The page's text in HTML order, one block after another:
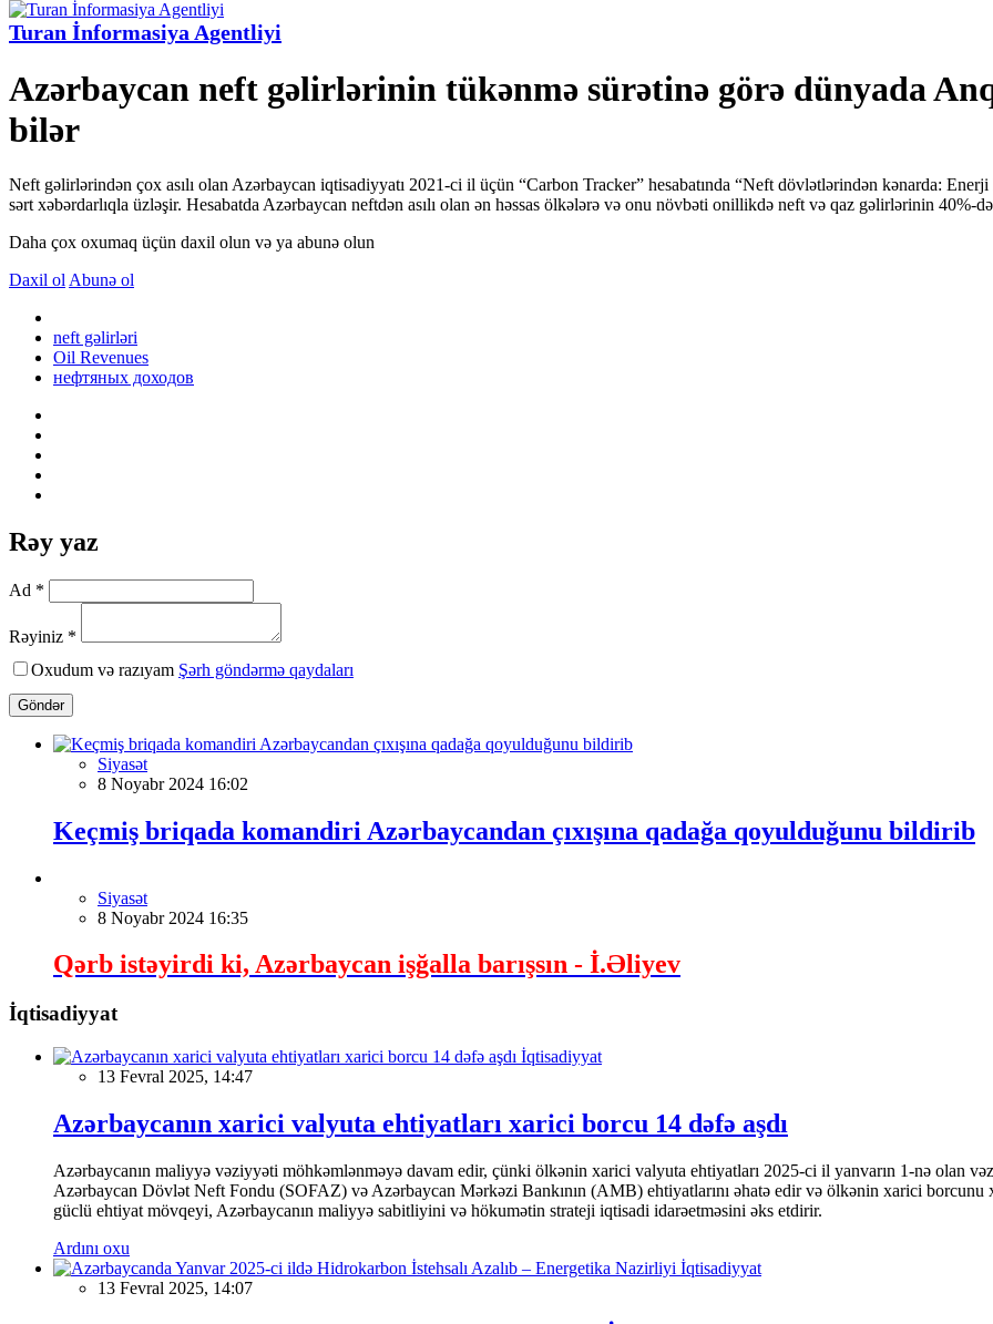
Turan İnformasiya Agentliyi
Azərbaycan neft gəlirlərinin tükənmə sürətinə görə dünyada
bilər
Neft gəlirlərindən çox asılı olan Azərbaycan iqtisadiyyatı 2021-ci il üçün “Carbon Tracker” hesabatında “Neft dövlətlərindən kənarda: Enerji
sərt xəbərdarlıqla üzləşir. Hesabatda Azərbaycan neftdən asılı olan ən həssas ölkələrə və onu növbəti onillikdə neft və qaz gəlirlərinin 40%-
Daha çox oxumaq üçün daxil olun və ya abunə olun
Daxil ol Abunə ol
neft gəlirləri
Oil Revenues
нефтяных доходов
Rəy yaz
Ad *
Rəyiniz *
Oxudum və razıyam Şərh göndərmə qaydaları
Göndər
Siyasət
8 Noyabr 2024 16:02
Keçmiş briqada komandiri Azərbaycandan çıxışına qadağa qoyulduğunu bildirib
Siyasət
8 Noyabr 2024 16:35
Qərb istəyirdi ki, Azərbaycan işğalla barışsın - İ.Əliyev
İqtisadiyyat
İqtisadiyyat
13 Fevral 2025, 14:47
Azərbaycanın xarici valyuta ehtiyatları xarici borcu 14 dəfə aşdı
Azərbaycanın maliyyə vəziyyəti möhkəmlənməyə davam edir, çünki ölkənin xarici valyuta ehtiyatları 2025-ci il yanvarın 1-nə olan
Azərbaycan Dövlət Neft Fondu (SOFAZ) və Azərbaycan Mərkəzi Bankının (AMB) ehtiyatlarını əhatə edir və ölkənin xarici
güclü ehtiyat mövqeyi, Azərbaycanın maliyyə sabitliyini və hökumətin strateji iqtisadi idarəetməsini əks etdirir.
Ardını oxu
İqtisadiyyat
13 Fevral 2025, 14:07